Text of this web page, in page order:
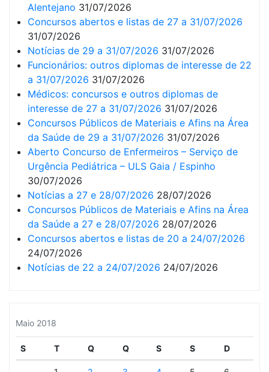
Alentejano 31/07/2026
Concursos abertos e listas de 27 a 31/07/2026
31/07/2026
Notícias de 29 a 31/07/2026 31/07/2026
Funcionários: outros diplomas de interesse de 22
a 31/07/2026 31/07/2026
Médicos: concursos e outros diplomas de
interesse de 27 a 31/07/2026 31/07/2026
Concursos Públicos de Materiais e Afins na Área
da Saúde de 29 a 31/07/2026 31/07/2026
Aberto Concurso de Enfermeiros – Serviço de
Urgência Pediátrica – ULS Gaia / Espinho
30/07/2026
Notícias a 27 e 28/07/2026 28/07/2026
Concursos Públicos de Materiais e Afins na Área
da Saúde a 27 e 28/07/2026 28/07/2026
Concursos abertos e listas de 20 a 24/07/2026
24/07/2026
Notícias de 22 a 24/07/2026 24/07/2026
Maio 2018
S T Q Q S S D